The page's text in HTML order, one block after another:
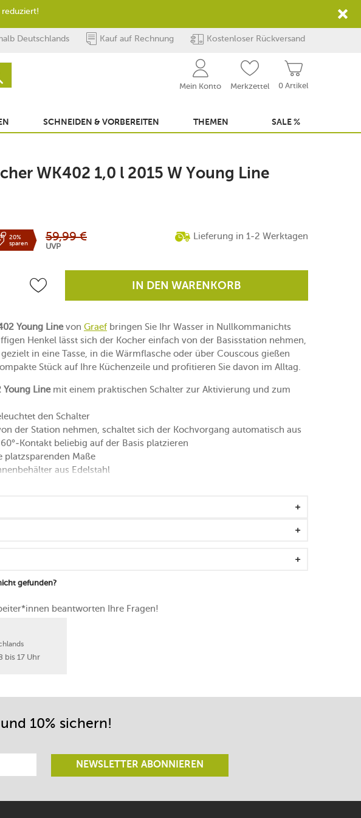
Deutschlands Kauf auf Rechnung Kostenloser Rückversand
0 Artikel
Mein Konto Merkzettel
SCHNEIDEN & VORBEREITEN THEMEN SALE %
WK402 1,0 l 2015 W Young Line
20%
sparen
59,99 €
UVP
Lieferung in 1-2 Werktagen
IN DEN WARENKORB
Young Linevon Graef bringen Sie Ihr Wasser in Nullkommanichts
Henkel lässt sich der Kocher einfach von der Basisstation nehmen,
in eine Tasse, in die Wärmflasche oder über Couscous gießen
Stück auf Ihre Küchenzeile und profitieren Sie davon im Alltag.
Young Linemit einem praktischen Schalter zur Aktivierung und zum
den Schalter
der Station nehmen, schaltet sich der Kochvorgang automatisch aus
Kontakt beliebig auf der Basis platzieren
platzsparenden Maße
aus Edelstahl
Kalkfilter aus Edelstahl, der sich gut reinigen lässt
vom Filter zurückgehalten und gelangen nicht in die Tasse
eine Kabelaufwicklung
gefunden?
beantworten Ihre Fragen!
bis 17 Uhr
10% sichern!
NEWSLETTER ABONNIEREN